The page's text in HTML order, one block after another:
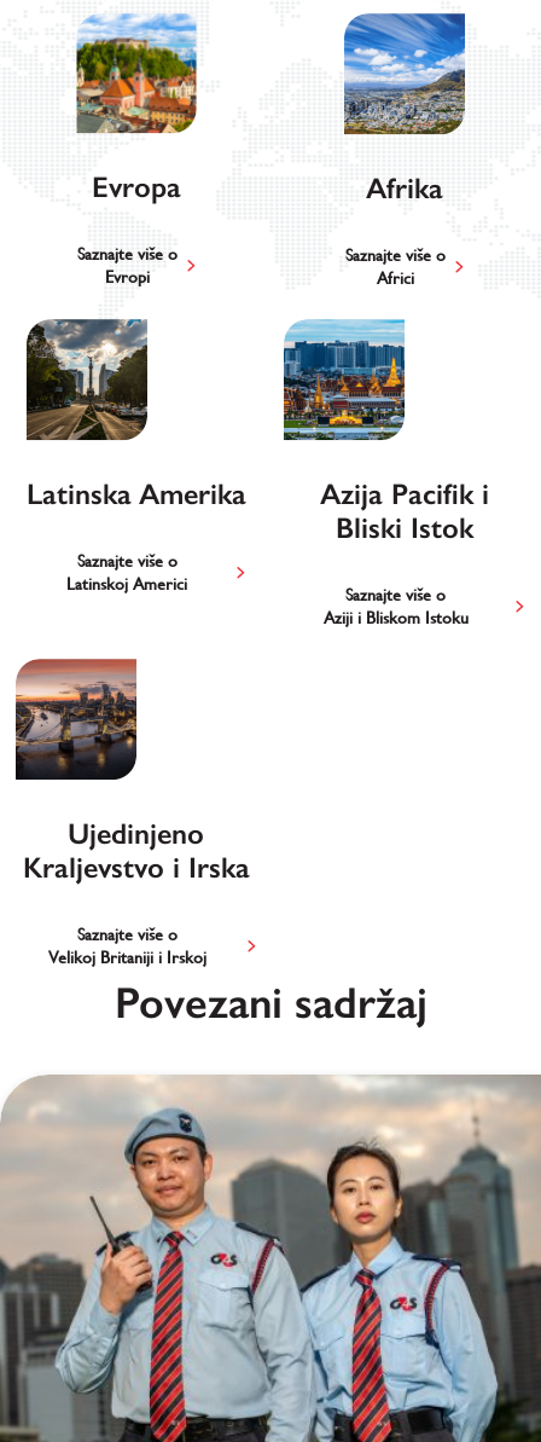
Evropa
Saznajte više o
Evropi
Afrika
Saznajte više o
Africi
Latinska Amerika
Saznajte više o
Latinskoj Americi
Azija Pacifik i
Bliski Istok
Saznajte više o
Aziji i Bliskom Istoku
Ujedinjeno
Kraljevstvo i Irska
Saznajte više o
Velikoj Britaniji i Irskoj
Povezani sadržaj